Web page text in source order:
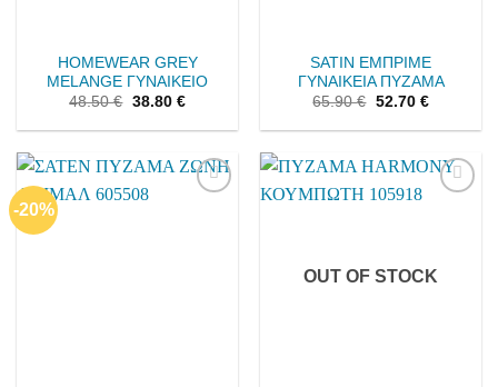
HOMEWEAR GREY
MELANGE ΓΥΝΑΙΚΕΙΟ
48.50€ 38.80 €
SATIN ΕΜΠΡΙΜΕ
ΓΥΝΑΙΚΕΙΑ ΠΥΖΑΜΑ
65.90€ 52.70 €
-20%
OUT OF STOCK